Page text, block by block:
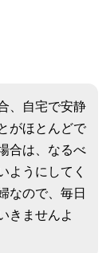
、自宅で安静
がほとんどで
合は、なるべ
ようにしてく
なので、毎日
きませんよ